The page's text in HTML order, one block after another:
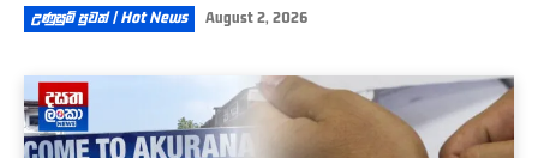
උණුසුම් පුවත් | Hot News August 2, 2026